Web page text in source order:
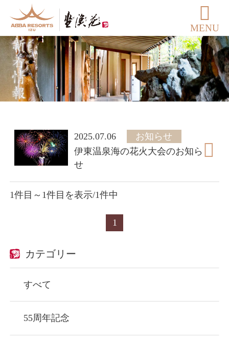
MENU
2025.07.06
お知らせ
伊東温泉海の花火大会のお知ら
せ
1件目～1件目を表示/1件中
1
カテゴリー
すべて
55周年記念